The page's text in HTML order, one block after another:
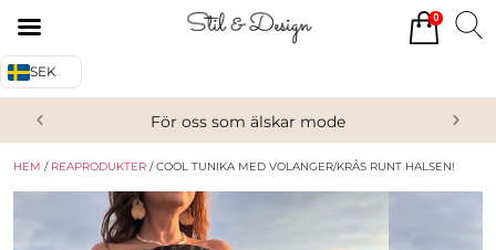
SEK
För oss som älskar mode
HEM / REAPRODUKTER / COOL TUNIKA MED VOLANGER/KRÅS RUNT HALSEN!
0
Alla produkter
Accessoarer
Om oss